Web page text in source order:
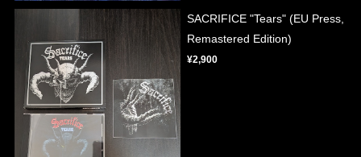
SACRIFICE "Tears" (EU Press,
Remastered Edition)
¥2,900